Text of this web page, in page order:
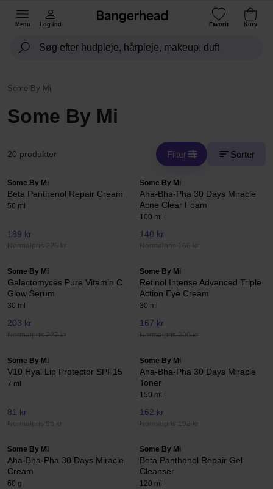
Menu Log ind Favorit Kurv
Some By Mi
Some By Mi
20 produkter Filter Sorter
Some By Mi
Beta Panthenol Repair Cream
50 ml
189 kr
Normalpris 225 kr
Some By Mi
Aha-Bha-Pha 30 Days Miracle
Acne Clear Foam
100 ml
140 kr
Normalpris 166 kr
Some By Mi
Galactomyces Pure Vitamin C
Glow Serum
30 ml
203 kr
Normalpris 227 kr
Some By Mi
Retinol Intense Advanced Triple
Action Eye Cream
30 ml
167 kr
Normalpris 200 kr
Some By Mi
V10 Hyal Lip Protector SPF15
7 ml
81 kr
Normalpris 96 kr
Some By Mi
Aha-Bha-Pha 30 Days Miracle
Toner
150 ml
162 kr
Normalpris 192 kr
Some By Mi
Aha-Bha-Pha 30 Days Miracle
Cream
60 g
Some By Mi
Beta Panthenol Repair Gel
Cleanser
120 ml